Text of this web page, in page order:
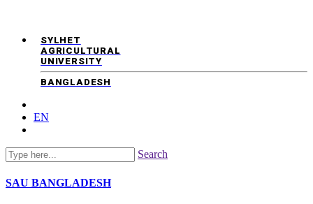
SYLHET
AGRICULTURAL
UNIVERSITY
BANGLADESH
EN
Search
SAU BANGLADESH